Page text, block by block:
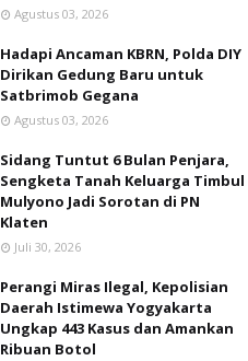
Agustus 03, 2026
Hadapi Ancaman KBRN, Polda DIY
Dirikan Gedung Baru untuk
Satbrimob Gegana
Agustus 03, 2026
Sidang Tuntut 6 Bulan Penjara,
Sengketa Tanah Keluarga Timbul
Mulyono Jadi Sorotan di PN
Klaten
Juli 30, 2026
Perangi Miras Ilegal, Kepolisian
Daerah Istimewa Yogyakarta
Ungkap 443 Kasus dan Amankan
Ribuan Botol